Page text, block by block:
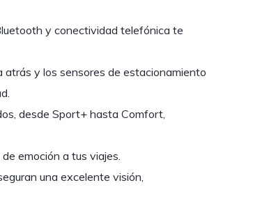
y conectividad telefónica te
atrás y los sensores de estacionamiento
desde Sport+ hasta Comfort,
emoción a tus viajes.
una excelente visión,